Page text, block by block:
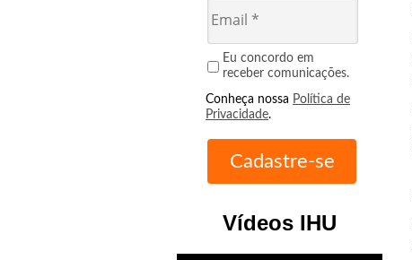
Eu concordo em
receber comunicações.
Conheça nossa Política de
Privacidade.
Vídeos IHU